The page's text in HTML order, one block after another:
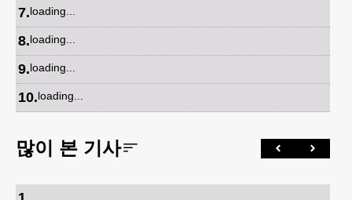
7.loading...
8.loading...
9.loading...
10.loading...
많이 본 기사